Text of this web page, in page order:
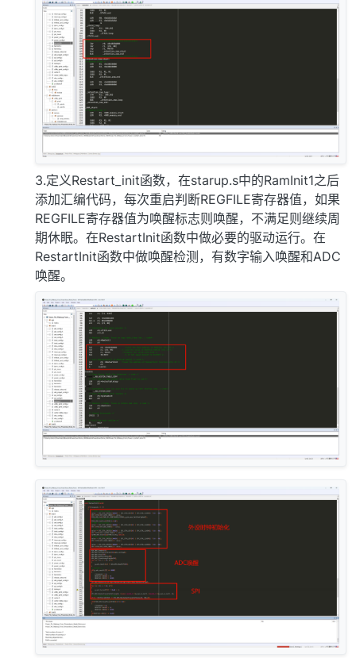
3.定义Restart_init函数，在starup.s中的RamInit1之后
添加汇编代码，每次重启判断REGFILE寄存器值，如果
REGFILE寄存器值为唤醒标志则唤醒，不满足则继续周
期休眠。在RestartInit函数中做必要的驱动运行。在
RestartInit函数中做唤醒检测，有数字输入唤醒和ADC
唤醒。